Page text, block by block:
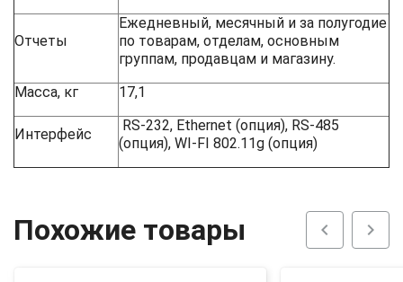
Отчеты
Ежедневный, месячный и за полугодие
по товарам, отделам, основным
группам, продавцам и магазину.
Масса, кг
17,1
Интерфейс
RS-232, Ethernet (опция), RS-485
(опция), WI-FI 802.11g (опция)
Похожие товары chevron_left chevron_right